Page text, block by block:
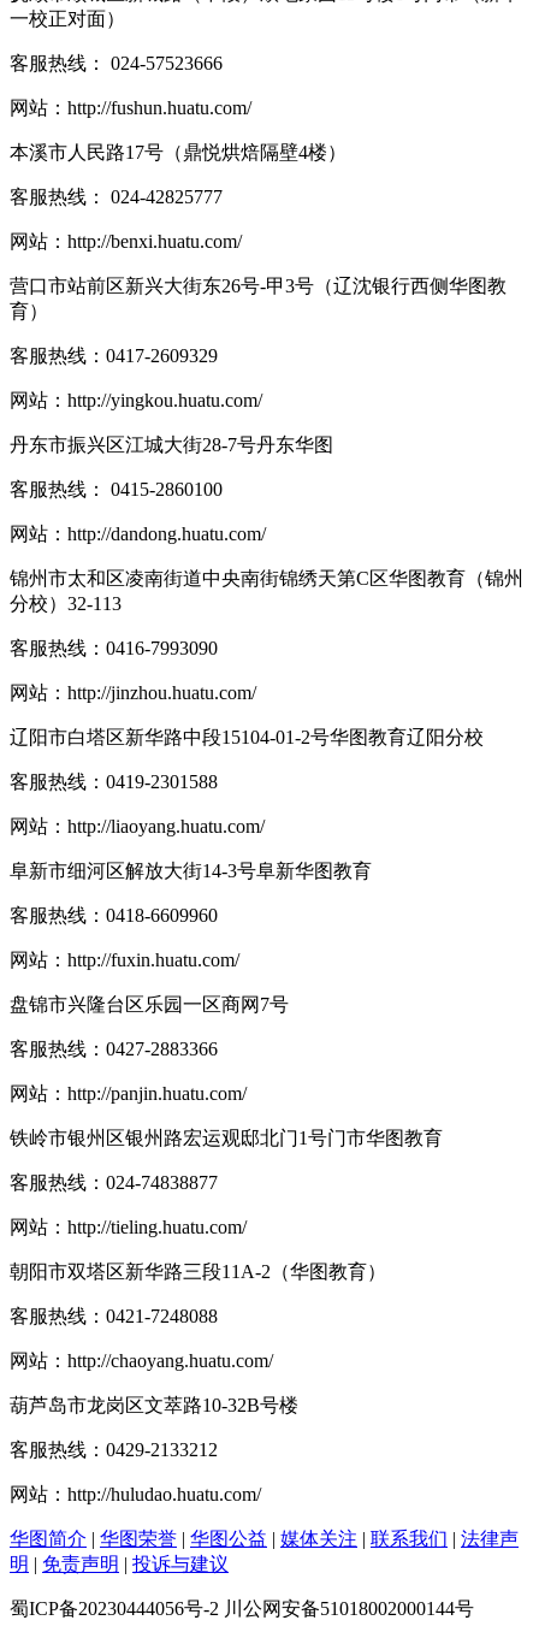
一校正对面）
客服热线： 024-57523666
网站： http://fushun.huatu.com/
本溪市人民路17号（鼎悦烘焙隔壁4楼）
客服热线： 024-42825777
网站： http://benxi.huatu.com/
营口市站前区新兴大街东26号-甲3号（辽沈银行西侧华图教
育）
客服热线： 0417-2609329
网站： http://yingkou.huatu.com/
丹东市振兴区江城大街28-7号丹东华图
客服热线： 0415-2860100
网站： http://dandong.huatu.com/
锦州市太和区凌南街道中央南街锦绣天第C区华图教育（锦州
分校）32-113
客服热线： 0416-7993090
网站： http://jinzhou.huatu.com/
辽阳市白塔区新华路中段15104-01-2号华图教育辽阳分校
客服热线： 0419-2301588
网站： http://liaoyang.huatu.com/
阜新市细河区解放大街14-3号阜新华图教育
客服热线： 0418-6609960
网站： http://fuxin.huatu.com/
盘锦市兴隆台区乐园一区商网7号
客服热线： 0427-2883366
网站： http://panjin.huatu.com/
铁岭市银州区银州路宏运观邸北门1号门市华图教育
客服热线： 024-74838877
网站： http://tieling.huatu.com/
朝阳市双塔区新华路三段11A-2（华图教育）
客服热线： 0421-7248088
网站： http://chaoyang.huatu.com/
葫芦岛市龙岗区文萃路10-32B号楼
客服热线： 0429-2133212
网站： http://huludao.huatu.com/
华图简介 | 华图荣誉 | 华图公益 | 媒体关注 | 联系我们 | 法律声
明 | 免责声明 | 投诉与建议
蜀ICP备20230444056号-2 川公网安备51018002000144号